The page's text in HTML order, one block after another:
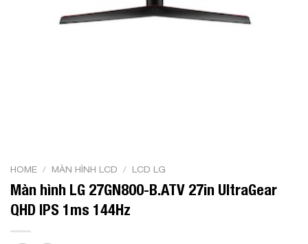
HOME / MÀN HÌNH LCD / LCD LG
Màn hình LG 27GN800-B.ATV 27in UltraGear
QHD IPS 1ms 144Hz